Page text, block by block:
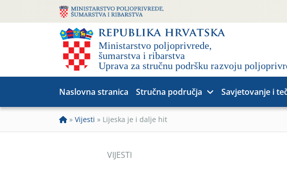
Naslovna stranica Stručna područja Savjetovanje i
» Vijesti » Lijeska je i dalje hit
VIJESTI